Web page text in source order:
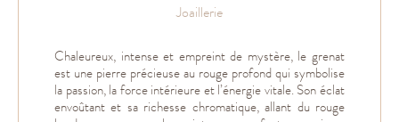
Joaillerie
Chaleureux, intense et empreint de mystère, le grenat
est une pierre précieuse au rouge profond qui symbolise
la passion, la force intérieure et l’énergie vitale. Son éclat
envoûtant et sa richesse chromatique, allant du rouge